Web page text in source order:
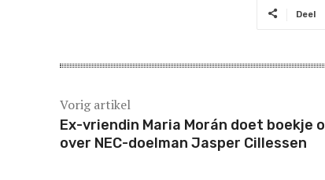
Deel
Vorig artikel
Ex-vriendin Maria Morán doet boekje
over NEC-doelman Jasper Cillessen